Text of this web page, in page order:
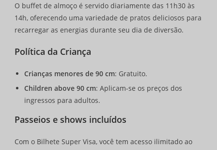
O buffet de almoço é servido diariamente das 11h30 às
14h, oferecendo uma variedade de pratos deliciosos para
recarregar as energias durante seu dia de diversão.
Política da Criança
Crianças menores de 90 cm: Gratuito.
Children above 90 cm: Aplicam-se os preços dos
ingressos para adultos.
Passeios e shows incluídos
Com o Bilhete Super Visa, você tem acesso ilimitado ao